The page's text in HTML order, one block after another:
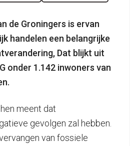
de Groningers is ervan
handelen een belangrijke
Dat blijkt uit
onder 1.142 inwoners van
meent dat
gevolgen zal hebben.
van fossiele